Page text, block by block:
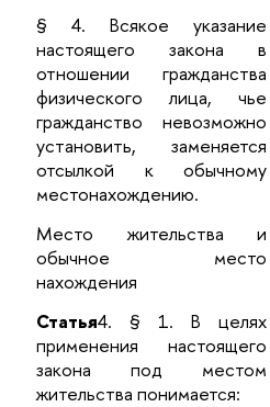
§ 4. Всякое указание
настоящего закона в
отношении гражданства
физического лица, чье
гражданство невозможно
установить, заменяется
отсылкой к обычному
местонахождению.
Место жительства и
обычное место
нахождения
Статья4. § 1. В целях
применения настоящего
закона под местом
жительства понимается: